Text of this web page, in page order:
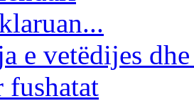
e vetëdijes
fushatat